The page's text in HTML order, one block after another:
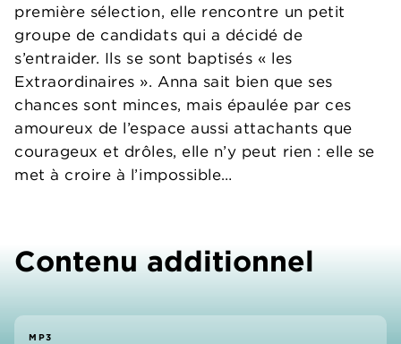
première sélection, elle rencontre un petit
groupe de candidats qui a décidé de
s’entraider. Ils se sont baptisés « les
Extraordinaires ». Anna sait bien que ses
chances sont minces, mais épaulée par ces
amoureux de l’espace aussi attachants que
courageux et drôles, elle n’y peut rien : elle se
met à croire à l’impossible…
Contenu additionnel
MP3